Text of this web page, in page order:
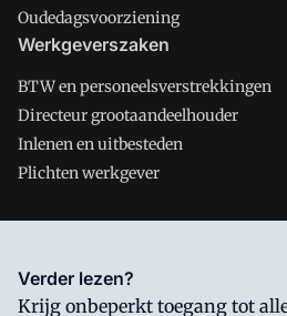
Oudedagsvoorziening
Werkgeverszaken
BTW en personeelsverstrekkingen
Directeur grootaandeelhouder
Inlenen en uitbesteden
Plichten werkgever
Salarisnet is onderdeel van VMN
waar VMN media voor staat. Op
Verder lezen?
Krijg onbeperkt toegang tot